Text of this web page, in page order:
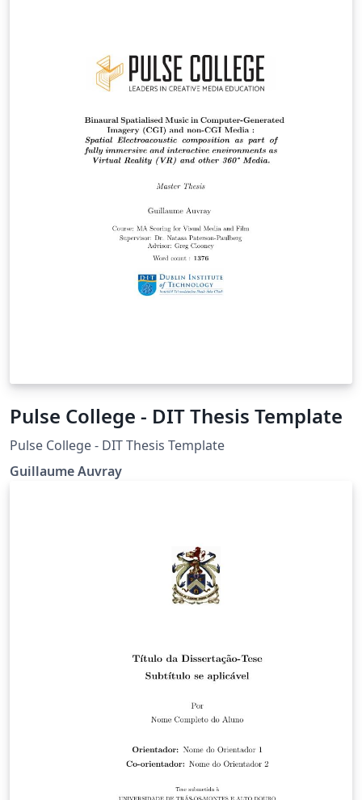
Pulse College - DIT Thesis Template
Pulse College - DIT Thesis Template
Guillaume Auvray